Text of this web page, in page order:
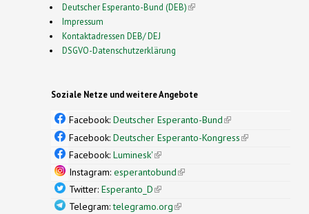
Deutscher Esperanto-Bund (DEB)(link is external)
Impressum
Kontaktadressen DEB/ DEJ
DSGVO-Datenschutzerklärung
Soziale Netze und weitere Angebote
Facebook: Deutscher Esperanto-Bund(link is
external)
Facebook: Deutscher Esperanto-Kongress(link is
Facebook: Luminesk'(link is external)
Instagram: esperantobund(link is external)
Twitter: Esperanto_D(link is external)
Telegram:telegramo.org(link is external)